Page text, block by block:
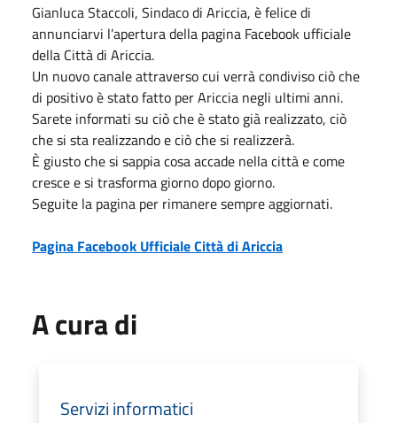
Gianluca Staccoli, Sindaco di Ariccia, è felice di
annunciarvi l’apertura della pagina Facebook ufficiale
della Città di Ariccia.
Un nuovo canale attraverso cui verrà condiviso ciò che
di positivo è stato fatto per Ariccia negli ultimi anni.
Sarete informati su ciò che è stato già realizzato, ciò
che si sta realizzando e ciò che si realizzerà.
È giusto che si sappia cosa accade nella città e come
cresce e si trasforma giorno dopo giorno.
Seguite la pagina per rimanere sempre aggiornati.
Pagina Facebook Ufficiale Città di Ariccia
A cura di
Servizi informatici